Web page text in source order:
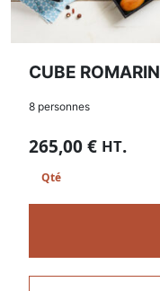
CUBE ROMARIN
8 personnes
265,00€ HT.